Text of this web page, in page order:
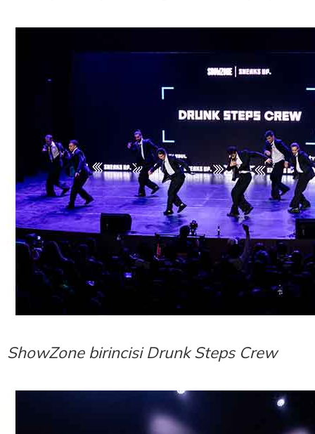
ShowZone birincisi Drunk Steps Crew